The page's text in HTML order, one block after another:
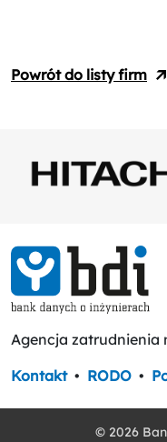
Powrót do listy firm
Agencja zatrudnienia
Kontakt • RODO •
© 2026